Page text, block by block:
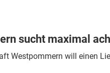
sucht maximal
Westpommern will einen